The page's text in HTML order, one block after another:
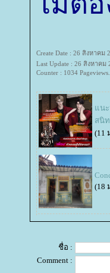
Create Date : 26 สิงหาคม
Last Update : 26 สิงหาคม
Counter : 1034 Pageviews.
นะ
สนิ
(11
(18
ชื่อ :
Comment :